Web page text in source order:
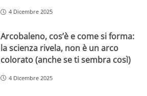
4 Dicembre 2025
Arcobaleno, cos’è e come si forma:
la scienza rivela, non è un arco
colorato (anche se ti sembra così)
4 Dicembre 2025